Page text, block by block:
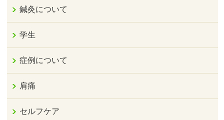
鍼灸について
学生
症例について
肩痛
セルフケア